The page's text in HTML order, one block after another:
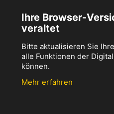
Ihre Browser-
veraltet
Bitte aktualisieren Sie
alle Funktionen der
können.
Mehr erfahren